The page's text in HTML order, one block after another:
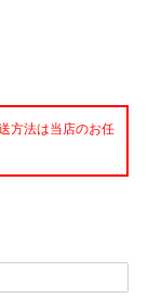
方法は当店のお任